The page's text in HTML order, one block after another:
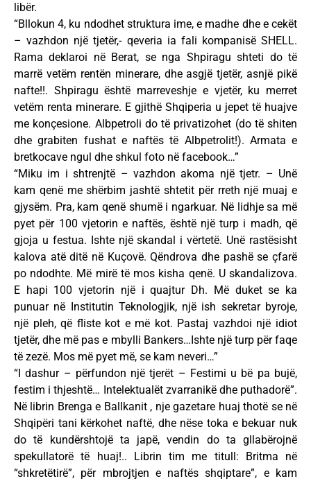
libër.
“Bllokun 4, ku ndodhet struktura ime, e madhe dhe e cekët
– vazhdon një tjetër,- qeveria ia fali kompanisë SHELL.
Rama deklaroi në Berat, se nga Shpiragu shteti do të
marrë vetëm rentën minerare, dhe asgjë tjetër, asnjë pikë
nafte!!. Shpiragu është marreveshje e vjetër, ku merret
vetëm renta minerare. E gjithë Shqiperia u jepet të huajve
me konçesione. Albpetroli do të privatizohet (do të shiten
dhe grabiten fushat e naftës të Albpetrolit!). Armata e
bretkocave ngul dhe shkul foto në facebook…”
“Miku im i shtrenjtë – vazhdon akoma një tjetr. – Unë
kam qenë me shërbim jashtë shtetit për rreth një muaj e
gjysëm. Pra, kam qenë shumë i ngarkuar. Në lidhje sa më
pyet për 100 vjetorin e naftës, është një turp i madh, që
gjoja u festua. Ishte një skandal i vërtetë. Unë rastësisht
kalova atë ditë në Kuçovë. Qëndrova dhe pashë se çfarë
po ndodhte. Më mirë të mos kisha qenë. U skandalizova.
E hapi 100 vjetorin një i quajtur Dh. Më duket se ka
punuar në Institutin Teknologjik, një ish sekretar byroje,
një pleh, që fliste kot e më kot. Pastaj vazhdoi një idiot
tjetër, dhe më pas e mbylli Bankers…Ishte një turp për faqe
të zezë. Mos më pyet më, se kam neveri…”
“I dashur – përfundon një tjerët – Festimi u bë pa bujë,
festim i thjeshtë… Intelektualët zvarranikë dhe puthadorë”.
Në librin Brenga e Ballkanit , nje gazetare huaj thotë se në
Shqipëri tani kërkohet naftë, dhe nëse toka e bekuar nuk
do të kundërshtojë ta japë, vendin do ta gllabërojnë
spekullatorë të huaj!.. Librin tim me titull: Britma në
“shkretëtirë”, për mbrojtjen e naftës shqiptare”, e kam